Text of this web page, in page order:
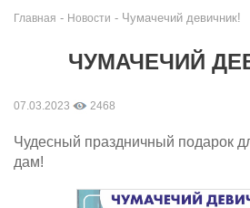
Главная - Новости - Чумачечий девичник!
ЧУМАЧЕЧИЙ
07.03.2023 2468
Чудесный праздничный подарок
дам!